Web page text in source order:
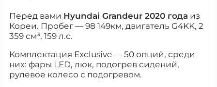
Перед вами Hyundai Grandeur 2020 года из
Кореи. Пробег — 98 149км, двигатель G4KK, 2
359 см³, 159 л.с.
Комплектация Exclusive — 50 опций, среди
них: фары LED, люк, подогрев сидений,
рулевое колесо с подогревом.